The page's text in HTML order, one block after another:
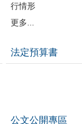
行情形
更多...
法定預算書
公文公開專區